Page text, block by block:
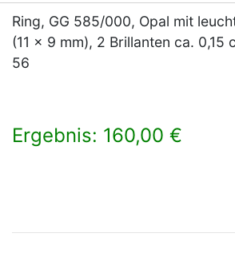
Ring, GG 585/000, Opal mit
(11 x 9 mm), 2 Brillanten ca. 0,15
56
Ergebnis: 160,00 €